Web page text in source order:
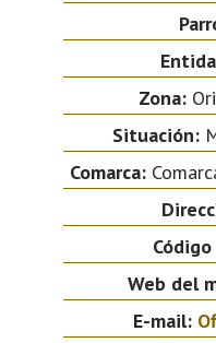
Zona:
Situación:
Comarca:
Web del
E-mail: